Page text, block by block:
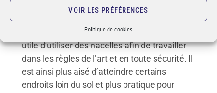
VOIR LES PRÉFÉRENCES
Politique de cookies
mètres de haut. Pour les immeubles de
bureaux ou les façades en bardage dans le
secteur industriel ou commercial, il peut être
utile d’utiliser des nacelles afin de travailler
dans les règles de l’art et en toute sécurité. Il
est ainsi plus aisé d’atteindre certains
endroits loin du sol et plus pratique pour